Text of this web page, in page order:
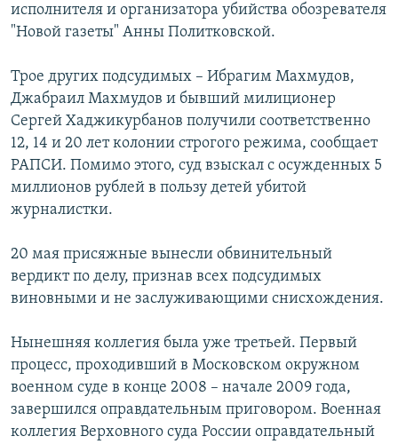
TÜRKMENÇE
исполнителя и организатора убийства обозревателя
"Новой газеты" Анны Политковской.
Трое других подсудимых – Ибрагим Махмудов,
Джабраил Махмудов и бывший милиционер
Сергей Хаджикурбанов получили соответственно
12, 14 и 20 лет колонии строгого режима, сообщает
РАПСИ. Помимо этого, суд взыскал с осужденных 5
миллионов рублей в пользу детей убитой
журналистки.
20 мая присяжные вынесли обвинительный
вердикт по делу, признав всех подсудимых
виновными и не заслуживающими снисхождения.
Нынешняя коллегия была уже третьей. Первый
процесс, проходивший в Московском окружном
военном суде в конце 2008 – начале 2009 года,
завершился оправдательным приговором. Военная
коллегия Верховного суда России оправдательный